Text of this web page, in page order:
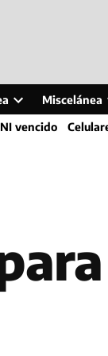
Open
dropdown
Miscelánea
vencido